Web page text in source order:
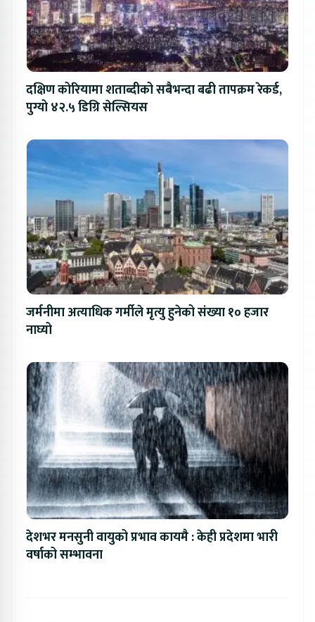
दक्षिण कोरियामा शताब्दीको सबैभन्दा बढी तापक्रम रेकर्ड,
पुग्यो ४२.५ डिग्रि सेल्सियस
जर्मनीमा अत्याधिक गर्मीले मृत्यु हुनेको संख्या १० हजार
नाघ्यो
देशभर मनसुनी वायुको प्रभाव कायमै : केही प्रदेशमा भारी
वर्षाको सम्भावना